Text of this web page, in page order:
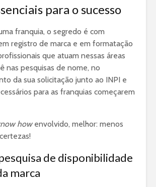
para o sucesso
franquia, o segredo é com
registro de marca e em formatação
que atuam nessas áreas
nas pesquisas de nome, no
da sua solicitação junto ao INPI e
para as franquias começarem
howenvolvido, melhor: menos
de disponibilidade
marca